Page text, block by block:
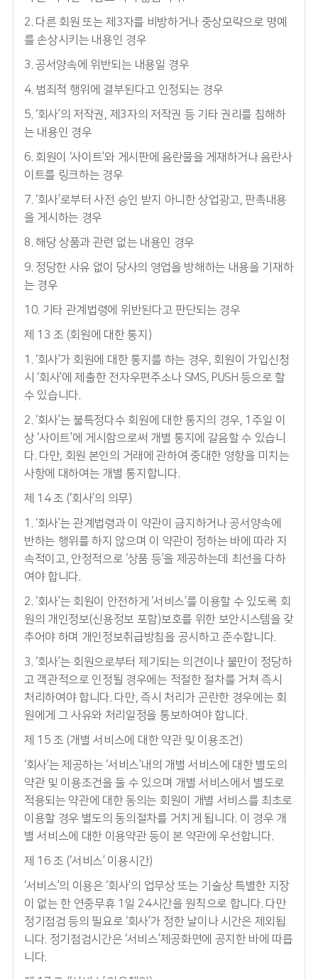
2. 다른 회원 또는 제3자를 비방하거나 중상모략으로 명예
를 손상시키는 내용인 경우
3. 공서양속에 위반되는 내용일 경우
4. 범죄적 행위에 결부된다고 인정되는 경우
5. ‘회사’의 저작권, 제3자의 저작권 등 기타 권리를 침해하
는 내용인 경우
6. 회원이 ‘사이트’와 게시판에 음란물을 게재하거나 음란사
이트를 링크하는 경우
7. ‘회사’로부터 사전 승인 받지 아니한 상업광고, 판촉내용
을 게시하는 경우
8. 해당 상품과 관련 없는 내용인 경우
9. 정당한 사유 없이 당사의 영업을 방해하는 내용을 기재하
는 경우
10. 기타 관계법령에 위반된다고 판단되는 경우
제 13 조 (회원에 대한 통지)
1. ‘회사’가 회원에 대한 통지를 하는 경우, 회원이 가입신청
시 ‘회사’에 제출한 전자우편주소나 SMS, PUSH 등으로 할
수 있습니다.
2. ‘회사’는 불특정다수 회원에 대한 통지의 경우, 1주일 이
상 ‘사이트’에 게시함으로써 개별 통지에 갈음할 수 있습니
다. 다만, 회원 본인의 거래에 관하여 중대한 영향을 미치는
사항에 대하여는 개별 통지합니다.
제 14 조 (‘회사’의 의무)
1. ‘회사’는 관계법령과 이 약관이 금지하거나 공서양속에
반하는 행위를 하지 않으며 이 약관이 정하는 바에 따라 지
속적이고, 안정적으로 ‘상품 등’을 제공하는데 최선을 다하
여야 합니다.
2. ‘회사’는 회원이 안전하게 ‘서비스’를 이용할 수 있도록 회
원의 개인정보(신용정보 포함)보호를 위한 보안시스템을 갖
추어야 하며 개인정보취급방침을 공시하고 준수합니다.
3. ‘회사’는 회원으로부터 제기되는 의견이나 불만이 정당하
고 객관적으로 인정될 경우에는 적절한 절차를 거쳐 즉시
처리하여야 합니다. 다만, 즉시 처리가 곤란한 경우에는 회
원에게 그 사유와 처리일정을 통보하여야 합니다.
제 15 조 (개별 서비스에 대한 약관 및 이용조건)
‘회사’는 제공하는 ‘서비스’내의 개별 서비스에 대한 별도의
약관 및 이용조건을 둘 수 있으며 개별 서비스에서 별도로
적용되는 약관에 대한 동의는 회원이 개별 서비스를 최초로
이용할 경우 별도의 동의절차를 거치게 됩니다. 이 경우 개
별 서비스에 대한 이용약관 등이 본 약관에 우선합니다.
제 16 조 (‘서비스’ 이용시간)
‘서비스’의 이용은 ‘회사’의 업무상 또는 기술상 특별한 지장
이 없는 한 연중무휴 1일 24시간을 원칙으로 합니다. 다만
정기점검 등의 필요로 ‘회사’가 정한 날이나 시간은 제외됩
니다. 정기점검시간은 ‘서비스’제공화면에 공지한 바에 따릅
니다.